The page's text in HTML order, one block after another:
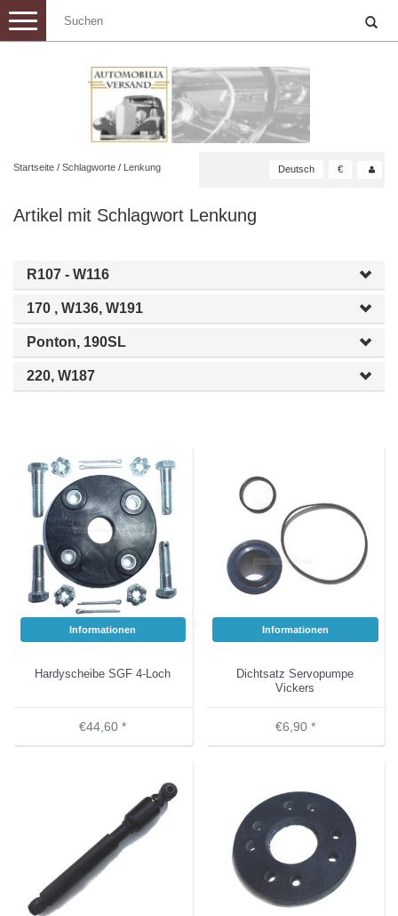
Toggle
navigation
Startseite / Schlagworte / Lenkung Deutsch €
Artikel mit Schlagwort Lenkung
R107 - W116
170 , W136, W191
Ponton, 190SL
220, W187
Informationen
Hardyscheibe SGF 4-Loch
€44,60 *
Informationen
Dichtsatz Servopumpe
Vickers
€6,90 *